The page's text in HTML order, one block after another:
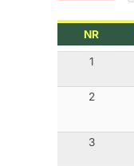
NR
1
2
3